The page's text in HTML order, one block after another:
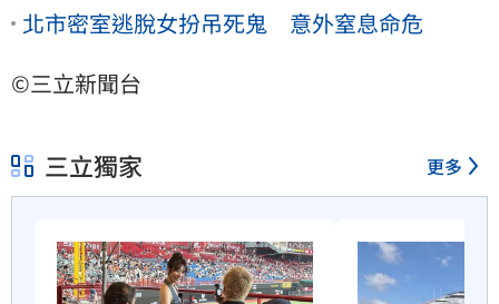
北市密室逃脫女扮吊死鬼 意外窒息命危
©三立新聞台
三立獨家 更多